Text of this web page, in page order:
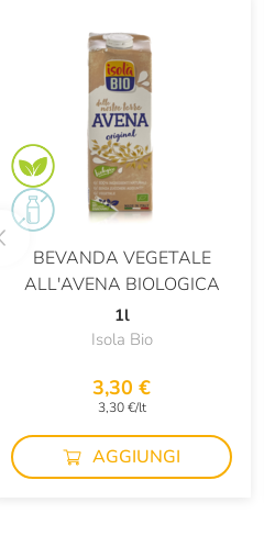
BEVANDA VEGETALE
ALL'AVENA BIOLOGICA
1l
Isola Bio
3,30 €
3,30 €/lt
AGGIUNGI